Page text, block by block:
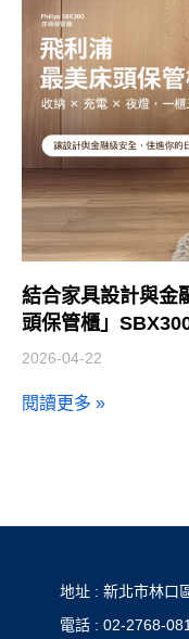
結合家具設計與金
頭保管櫃」
2026-04-22
閱讀更多 »
地址 : 新北市林口
電話 : 02-2768-